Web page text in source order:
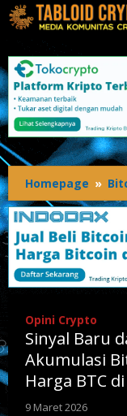
Lewati
ke
konten
Homepage »
Opini Crypto
Sinyal Baru
Akumulasi
Harga BTC
9 Maret 2026